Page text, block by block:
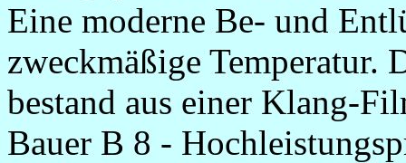
Eine moderne Be- und
zweckmäßige Temperatur.
bestand aus einer Klang-
Bauer B 8 -